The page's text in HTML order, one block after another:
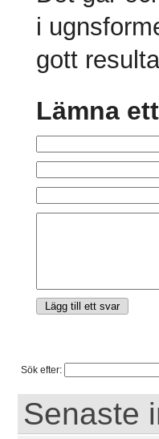
i
gott
Lämna
Sök efter:
Senaste